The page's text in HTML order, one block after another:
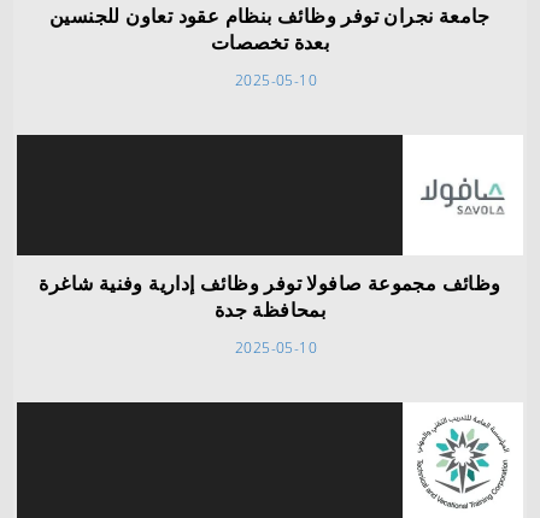
جامعة نجران توفر وظائف بنظام عقود تعاون للجنسين
بعدة تخصصات
2025-05-10
وظائف مجموعة صافولا توفر وظائف إدارية وفنية شاغرة
بمحافظة جدة
2025-05-10